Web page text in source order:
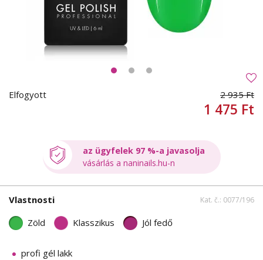
Elfogyott 2 935 Ft
1 475 Ft
az ügyfelek 97 %-a javasolja
vásárlás a naninails.hu-n
Vlastnosti Kat. č.: 0077/196
Zöld Klasszikus Jól fedő
profi gél lakk